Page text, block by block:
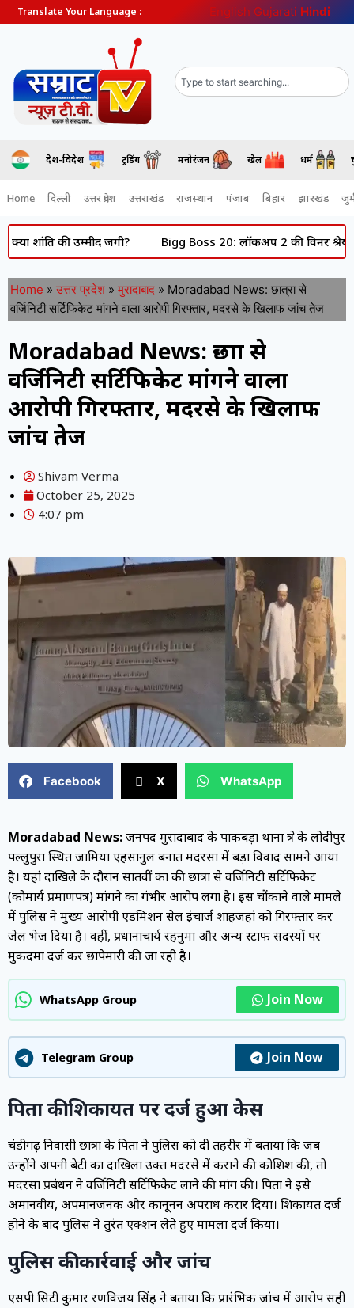
Translate Your Language : English Gujarati Hindi
देश-विदेश ट्रेंडिंग मनोरंजन खेल धर्म
Home दिल्ली उत्तर प्रदेश उत्तराखंड राजस्थान पंजाब बिहार झारखंड
की उम्मीद जगी? Bigg Boss 20: लॉकअप 2 की विनर श्रेया कालरा
Home » उत्तर प्रदेश » मुरादाबाद » Moradabad News: छात्रा से
वर्जिनिटी सर्टिफिकेट मांगने वाला आरोपी गिरफ्तार, मदरसे के खिलाफ जांच तेज
Moradabad News: छात्रा से
वर्जिनिटी सर्टिफिकेट मांगने वाला
आरोपी गिरफ्तार, मदरसे के खिलाफ
जांच तेज
Shivam Verma
October 25, 2025
4:07 pm
Facebook X WhatsApp
Moradabad News:जनपद मुरादाबाद के पाकबड़ा थाना क्षेत्र के लोदीपुर
पल्लुपुरा स्थित जामिया एहसानुल बनात मदरसा में बड़ा विवाद सामने आया
है। यहां दाखिले के दौरान सातवीं कक्षा की छात्रा से वर्जिनिटी सर्टिफिकेट
(कौमार्य प्रमाणपत्र) मांगने का गंभीर आरोप लगा है। इस चौंकाने वाले मामले
में पुलिस ने मुख्य आरोपी एडमिशन सेल इंचार्ज शाहजहां को गिरफ्तार कर
जेल भेज दिया है। वहीं, प्रधानाचार्य रहनुमा और अन्य स्टाफ सदस्यों पर
मुकदमा दर्ज कर छापेमारी की जा रही है।
WhatsApp Group Join Now
Telegram Group Join Now
पिता की शिकायत पर दर्ज हुआ केस
चंडीगढ़ निवासी छात्रा के पिता ने पुलिस को दी तहरीर में बताया कि जब
उन्होंने अपनी बेटी का दाखिला उक्त मदरसे में कराने की कोशिश की, तो
मदरसा प्रबंधन ने वर्जिनिटी सर्टिफिकेट लाने की मांग की। पिता ने इसे
अमानवीय, अपमानजनक और कानूनन अपराध करार दिया। शिकायत दर्ज
होने के बाद पुलिस ने तुरंत एक्शन लेते हुए मामला दर्ज किया।
पुलिस की कार्रवाई और जांच
एसपी सिटी कुमार रणविजय सिंह ने बताया कि प्रारंभिक जांच में आरोप सही